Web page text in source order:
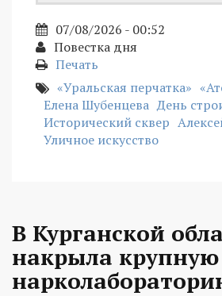
07/08/2026 - 00:52
Повестка дня
Печать
«Уральская перчатка»
Елена Шубенцева День
Исторический сквер
Уличное искусство
В Курганской
накрыла крупную